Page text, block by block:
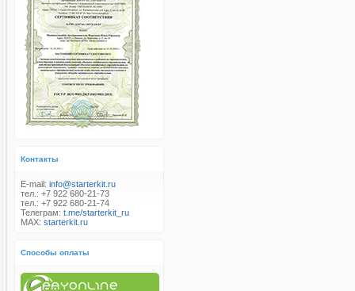
Контакты
E-mail: info@starterkit.ru
тел.: +7 922 680-21-73
тел.: +7 922 680-21-74
Телеграм: t.me/starterkit_ru
MAX: starterkit.ru
Способы оплаты